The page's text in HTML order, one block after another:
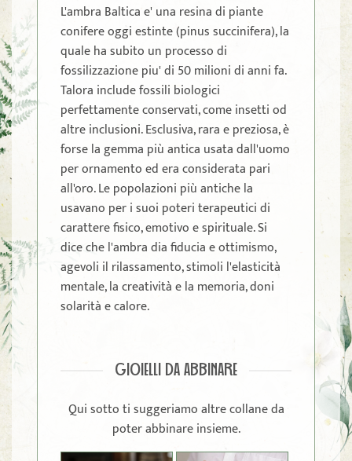
L'ambra Baltica e' una resina di piante
conifere oggi estinte (pinus succinifera), la
quale ha subito un processo di
fossilizzazione piu' di 50 milioni di anni fa.
Talora include fossili biologici
perfettamente conservati, come insetti od
altre inclusioni. Esclusiva, rara e preziosa, è
forse la gemma più antica usata dall'uomo
per ornamento ed era considerata pari
all'oro. Le popolazioni più antiche la
usavano per i suoi poteri terapeutici di
carattere fisico, emotivo e spirituale. Si
dice che l'ambra dia fiducia e ottimismo,
agevoli il rilassamento, stimoli l'elasticità
mentale, la creatività e la memoria, doni
solarità e calore.
GIOIELLI DA ABBINARE
Qui sotto ti suggeriamo altre collane da
poter abbinare insieme.